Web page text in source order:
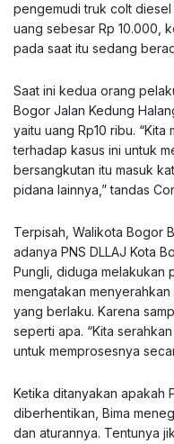
pengemudi truk colt diesel
uang sebesar Rp 10.000,
pada saat itu sedang
Saat ini kedua orang
Bogor Jalan Kedung
yaitu uang Rp10 ribu.
terhadap kasus ini untuk
bersangkutan itu masuk
pidana lainnya,” tandas
Terpisah, Walikota Bogor
adanya PNS DLLAJ Kota
Pungli, diduga melakukan
mengatakan
yang berlaku. Karena
seperti apa. “Kita
untuk memprosesnya
Ketika ditanyakan apakah
diberhentikan, Bima
dan aturannya. Tentunya